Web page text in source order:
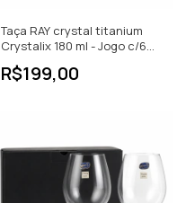
Taça RAY crystal titanium
Crystalix 180 ml - Jogo c/6
PCS
R$199,00